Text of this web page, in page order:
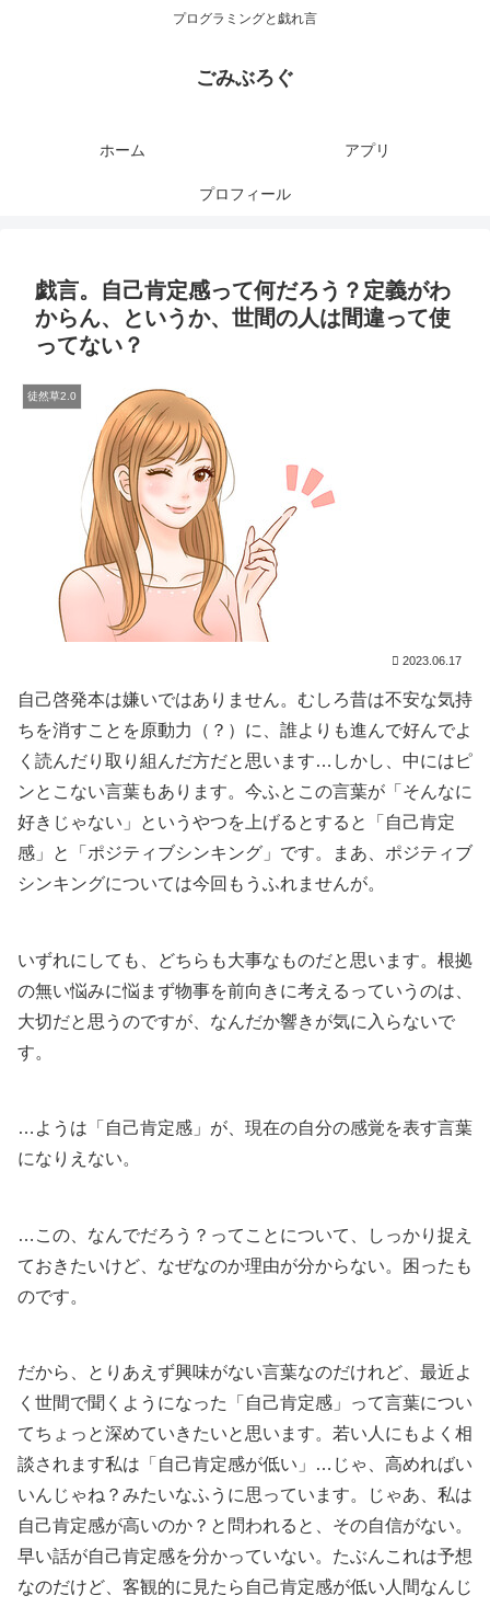
プログラミングと戯れ言
ごみぶろぐ
ホーム アプリ
プロフィール
戯言。自己肯定感って何だろう？定義がわ
からん、というか、世間の人は間違って使
ってない？
徒然草2.0
2023.06.17
自己啓発本は嫌いではありません。むしろ昔は不安な気持
ちを消すことを原動力（？）に、誰よりも進んで好んでよ
く読んだり取り組んだ方だと思います…しかし、中にはピ
ンとこない言葉もあります。今ふとこの言葉が「そんなに
好きじゃない」というやつを上げるとすると「自己肯定
感」と「ポジティブシンキング」です。まあ、ポジティブ
シンキングについては今回もうふれませんが。
いずれにしても、どちらも大事なものだと思います。根拠
の無い悩みに悩まず物事を前向きに考えるっていうのは、
大切だと思うのですが、なんだか響きが気に入らないで
す。
…ようは「自己肯定感」が、現在の自分の感覚を表す言葉
になりえない。
…この、なんでだろう？ってことについて、しっかり捉え
ておきたいけど、なぜなのか理由が分からない。困ったも
のです。
だから、とりあえず興味がない言葉なのだけれど、最近よ
く世間で聞くようになった「自己肯定感」って言葉につい
てちょっと深めていきたいと思います。若い人にもよく相
談されます私は「自己肯定感が低い」…じゃ、高めればい
いんじゃね？みたいなふうに思っています。じゃあ、私は
自己肯定感が高いのか？と問われると、その自信がない。
早い話が自己肯定感を分かっていない。たぶんこれは予想
なのだけど、客観的に見たら自己肯定感が低い人間なんじ